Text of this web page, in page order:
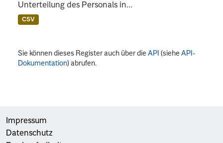
Unterteilung des Personals in...
CSV
Sie können dieses Register auch über dieAPI (sieheAPI-
Dokumentation) abrufen.
Impressum
Datenschutz